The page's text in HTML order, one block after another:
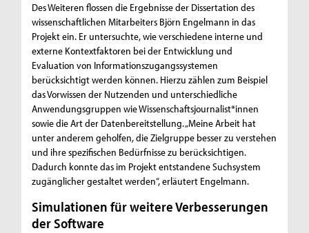
Des Weiteren flossen die Ergebnisse der Dissertation des
wissenschaftlichen Mitarbeiters Björn Engelmann in das
Projekt ein. Er untersuchte, wie verschiedene interne und
externe Kontextfaktoren bei der Entwicklung und
Evaluation von Informationszugangssystemen
berücksichtigt werden können. Hierzu zählen zum Beispiel
das Vorwissen der Nutzenden und unterschiedliche
Anwendungsgruppen wie Wissenschaftsjournalist*innen
sowie die Art der Datenbereitstellung. „Meine Arbeit hat
unter anderem geholfen, die Zielgruppe besser zu verstehen
und ihre spezifischen Bedürfnisse zu berücksichtigen.
Dadurch konnte das im Projekt entstandene Suchsystem
zugänglicher gestaltet werden“, erläutert Engelmann.
Simulationen für weitere Verbesserungen
der Software